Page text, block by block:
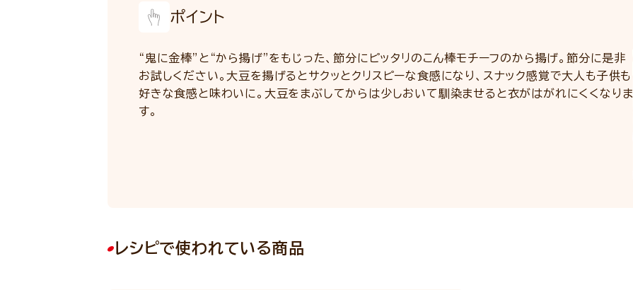
ポイント
“鬼に金棒”と“から揚げ”をもじった、節分にピッタリのこん棒モチーフのから揚げ。節分に是非
お試しください。大豆を揚げるとサクッとクリスピーな食感になり、スナック感覚で大人も子供も
好きな食感と味わいに。大豆をまぶしてからは少しおいて馴染ませると衣がはがれにくくなりま
す。
レシピで使われている商品